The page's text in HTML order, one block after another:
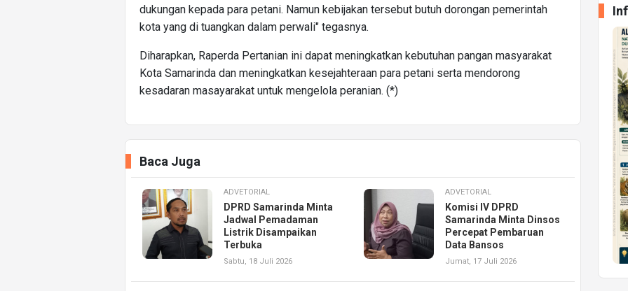
dukungan kepada para petani. Namun kebijakan tersebut butuh dorongan pemerintah
kota yang di tuangkan dalam perwali" tegasnya.
Diharapkan, Raperda Pertanian ini dapat meningkatkan kebutuhan pangan masyarakat
Kota Samarinda dan meningkatkan kesejahteraan para petani serta mendorong
kesadaran masayarakat untuk mengelola peranian. (*)
Baca Juga
ADVETORIAL
DPRD Samarinda Minta
Jadwal Pemadaman
Listrik Disampaikan
Terbuka
Sabtu, 18 Juli 2026
ADVETORIAL
Komisi IV DPRD
Samarinda Minta Dinsos
Percepat Pembaruan
Data Bansos
Jumat, 17 Juli 2026